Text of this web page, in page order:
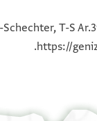
T-S
https://